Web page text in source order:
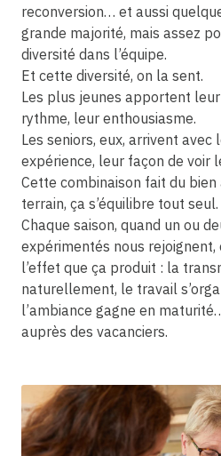
reconversion… et aussi
grande majorité, mais assez
diversité dans l’équipe.
Et cette diversité, on la sent.
Les plus jeunes apportent
rythme, leur enthousiasme.
Les seniors, eux, arrivent avec
expérience, leur façon de voir
Cette combinaison fait du
terrain, ça s’équilibre tout seul.
Chaque saison, quand un ou
expérimentés nous
l’effet que ça produit : la
naturellement, le travail
l’ambiance gagne en
auprès des vacanciers.